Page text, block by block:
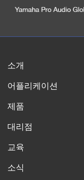
소개
어플리케이션
제품
대리점
교육
소식